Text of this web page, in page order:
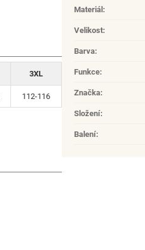
3XL
112-116
Materiál :
Velikost:
Barva:
Funkce:
Značka:
Složení:
Balení: